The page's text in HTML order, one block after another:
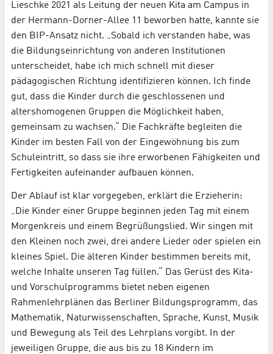
Lieschke 2021 als Leitung der neuen Kita am Campus in
der Hermann-Dorner-Allee 11 beworben hatte, kannte sie
den BIP-Ansatz nicht. „Sobald ich verstanden habe, was
die Bildungseinrichtung von anderen Institutionen
unterscheidet, habe ich mich schnell mit dieser
pädagogischen Richtung identifizieren können. Ich finde
gut, dass die Kinder durch die geschlossenen und
altershomogenen Gruppen die Möglichkeit haben,
gemeinsam zu wachsen.“ Die Fachkräfte begleiten die
Kinder im besten Fall von der Eingewöhnung bis zum
Schuleintritt, so dass sie ihre erworbenen Fähigkeiten und
Fertigkeiten aufeinander aufbauen können.
Der Ablauf ist klar vorgegeben, erklärt die Erzieherin:
„Die Kinder einer Gruppe beginnen jeden Tag mit einem
Morgenkreis und einem Begrüßungslied. Wir singen mit
den Kleinen noch zwei, drei andere Lieder oder spielen ein
kleines Spiel. Die älteren Kinder bestimmen bereits mit,
welche Inhalte unseren Tag füllen.“ Das Gerüst des Kita-
und Vorschulprogramms bietet neben eigenen
Rahmenlehrplänen das Berliner Bildungsprogramm, das
Mathematik, Naturwissenschaften, Sprache, Kunst, Musik
und Bewegung als Teil des Lehrplans vorgibt. In der
jeweiligen Gruppe, die aus bis zu 18 Kindern im